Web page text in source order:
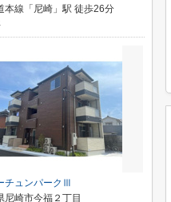
本線「尼崎」駅 徒歩26分
チュンパークⅢ
尼崎市今福２丁目